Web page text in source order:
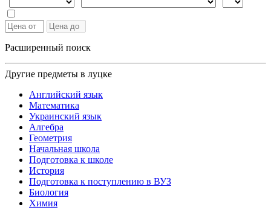
Расширенный поиск
Другие предметы в луцке
Английский язык
Математика
Украинский язык
Алгебра
Геометрия
Начальная школа
Подготовка к школе
История
Подготовка к поступлению в ВУЗ
Биология
Химия